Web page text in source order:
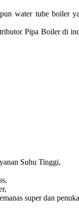
water tube boiler
Pipa Boiler di
tinggi,
Suhu Tinggi,
super dan